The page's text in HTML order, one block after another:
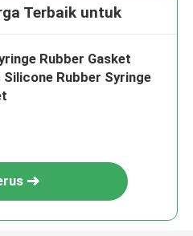
Terbaik untuk
Rubber Gasket
Silicone Rubber Syringe